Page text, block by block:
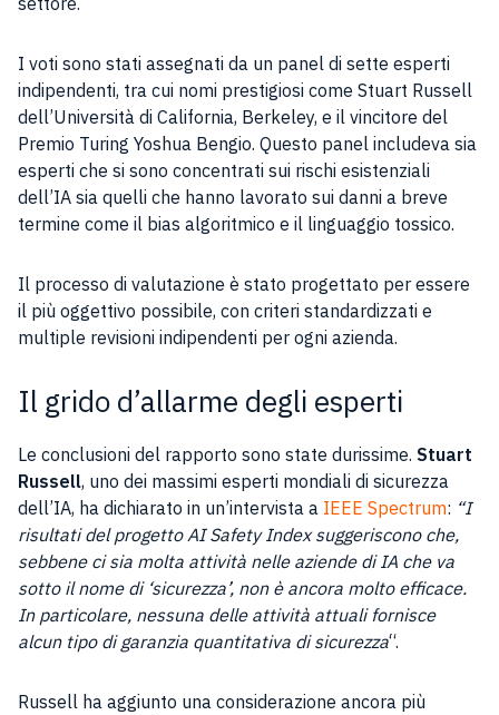
I voti sono stati assegnati da un panel di sette esperti
indipendenti, tra cui nomi prestigiosi come Stuart Russell
dell’Università di California, Berkeley, e il vincitore del
Premio Turing Yoshua Bengio. Questo panel includeva sia
esperti che si sono concentrati sui rischi esistenziali
dell’IA sia quelli che hanno lavorato sui danni a breve
termine come il bias algoritmico e il linguaggio tossico.
Il processo di valutazione è stato progettato per essere
il più oggettivo possibile, con criteri standardizzati e
multiple revisioni indipendenti per ogni azienda.
Il grido d’allarme degli esperti
Le conclusioni del rapporto sono state durissime. Stuart
Russell, uno dei massimi esperti mondiali di sicurezza
dell’IA, ha dichiarato in un’intervista a IEEE Spectrum: “I
risultati del progetto AI Safety Index suggeriscono che,
sebbene ci sia molta attività nelle aziende di IA che va
sotto il nome di ‘sicurezza’, non è ancora molto efficace.
In particolare, nessuna delle attività attuali fornisce
alcun tipo di garanzia quantitativa di sicurezza“.
Russell ha aggiunto una considerazione ancora più